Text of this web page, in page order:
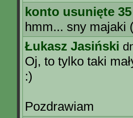
konto usunięte 35
hmm... sny majaki
Łukasz Jasiński
Oj, to tylko taki
:)
Pozdrawiam